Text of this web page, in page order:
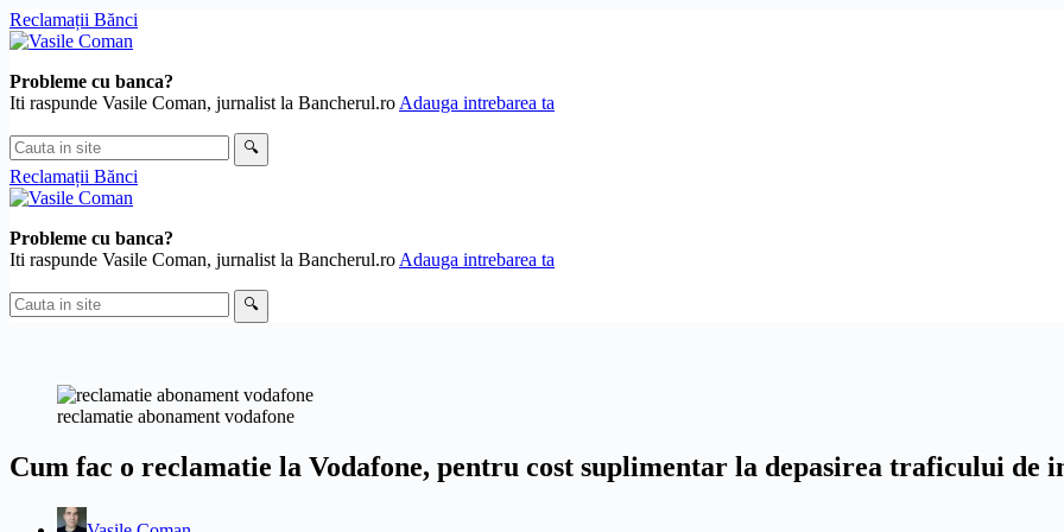
Sari
la
Reclamații Bănci
Probleme cu banca?
Iti raspunde Vasile Coman, jurnalist la Bancherul.ro Adauga intrebarea ta
Cauta
in
site
🔍
Reclamații Bănci
Probleme cu banca?
Iti raspunde Vasile Coman, jurnalist la Bancherul.ro Adauga intrebarea ta
Cauta
in
🔍
reclamatie abonament vodafone
Cum fac o reclamatie la Vodafone, pentru cost suplimentar la depasirea traficului de